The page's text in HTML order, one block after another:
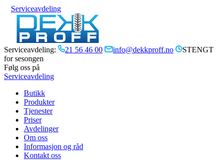
Serviceavdeling
Serviceavdeling: 21 56 46 00 info@dekkproff.no
STENGT
for sesongen
Følg oss på
Serviceavdeling
Butikk
Produkter
Tjenester
Priser
Avdelinger
Om oss
Informasjon og råd
Kontakt oss